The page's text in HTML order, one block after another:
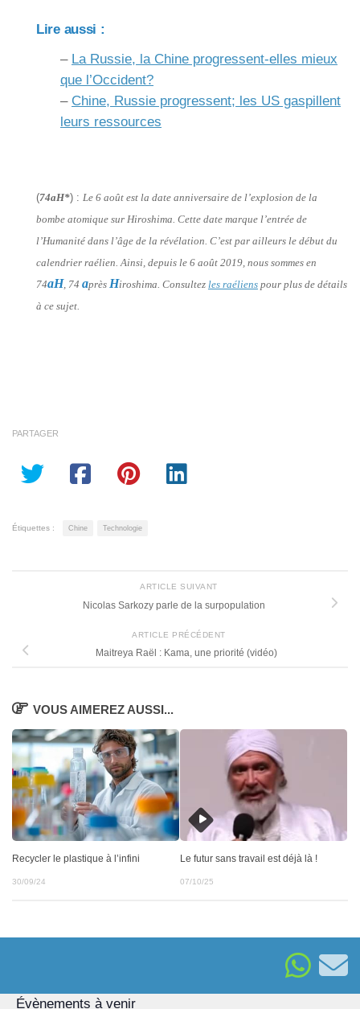
Lire aussi :
– La Russie, la Chine progressent-elles mieux
que l’Occident?
– Chine, Russie progressent; les US gaspillent
leurs ressources
(74aH*) : Le 6 août est la date anniversaire de l’explosion de la
bombe atomique sur Hiroshima. Cette date marque l’entrée de
l’Humanité dans l’âge de la révélation. C’est par ailleurs le début du
calendrier raélien. Ainsi, depuis le 6 août 2019, nous sommes en
74aH, 74 après Hiroshima. Consultez les raéliens pour plus de détails
à ce sujet.
PARTAGER
Étiquettes : Chine Technologie
ARTICLE SUIVANT
Nicolas Sarkozy parle de la surpopulation
ARTICLE PRÉCÉDENT
Maitreya Raël : Kama, une priorité (vidéo)
VOUS AIMEREZ AUSSI...
Recycler le plastique à l’infini
30/09/24
Le futur sans travail est déjà là !
07/10/25
Évènements à venir